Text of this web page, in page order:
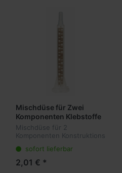
Mischdüse für Zwei
Komponenten Klebstoffe
50 ml, Quadro kurz,
Mischungsverhältnis 1:1
Mischdüse für 2
Komponenten Konstruktions
Mischen und Auftragen in
nur einem Arbeitsschritt.
Passend für 50 ml
sofort lieferbar
2,01 € *